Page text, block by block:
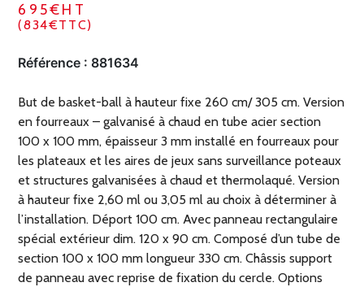
695€HT
(834€TTC)
Référence : 881634
But de basket-ball à hauteur fixe 260 cm/ 305 cm. Version
en fourreaux – galvanisé à chaud en tube acier section
100 x 100 mm, épaisseur 3 mm installé en fourreaux pour
les plateaux et les aires de jeux sans surveillance poteaux
et structures galvanisées à chaud et thermolaqué. Version
à hauteur fixe 2,60 ml ou 3,05 ml au choix à déterminer à
l’installation. Déport 100 cm. Avec panneau rectangulaire
spécial extérieur dim. 120 x 90 cm. Composé d’un tube de
section 100 x 100 mm longueur 330 cm. Châssis support
de panneau avec reprise de fixation du cercle. Options